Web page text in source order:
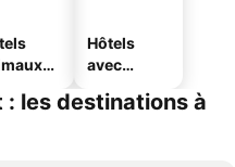
Hôtels
avec
les destinations à